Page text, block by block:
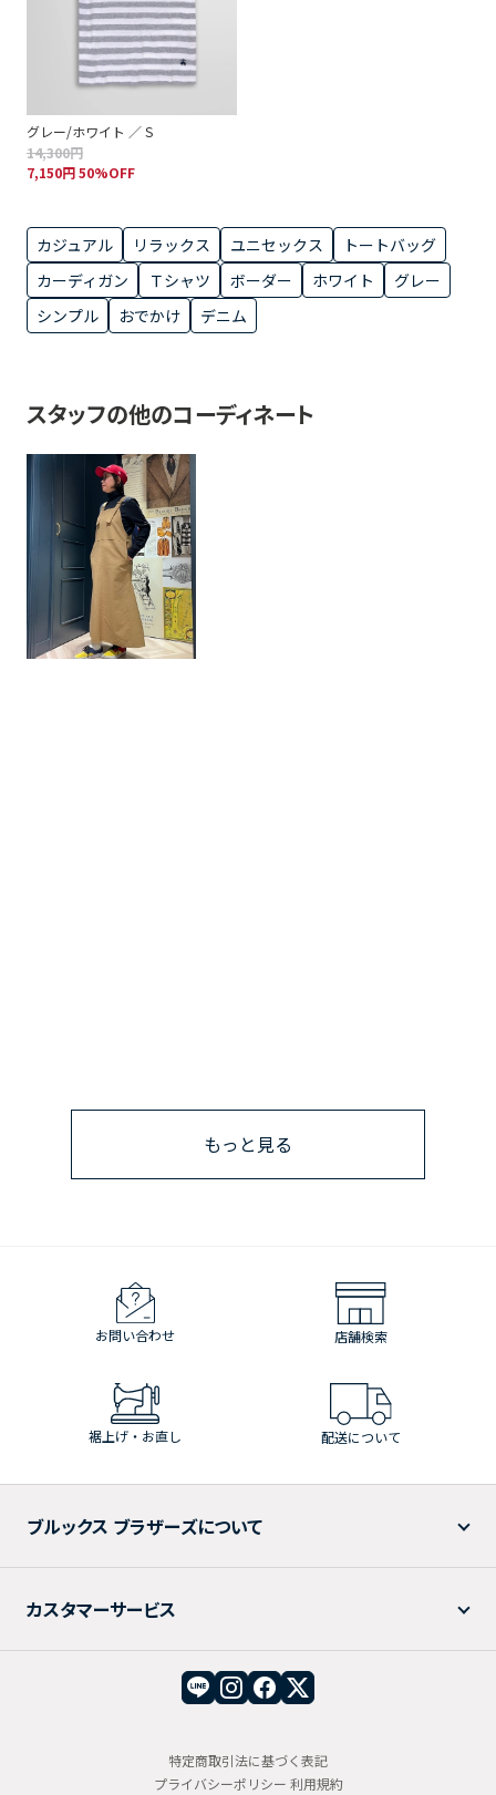
グレー/ホワイト ／ S
14,300円
7,150円 50%OFF
カジュアル リラックス ユニセックス
トートバッグ
カーディガン
Ｔシャツ ボーダー ホワイト
グレー
シンプル
おでかけ デニム
スタッフの他のコーディネート
もっと見る
お問い合わせ 店舗検索
裾上げ・お直し 配送について
ブルックス ブラザーズについて
カスタマーサービス
特定商取引法に基づく表記
プライバシーポリシー 利用規約